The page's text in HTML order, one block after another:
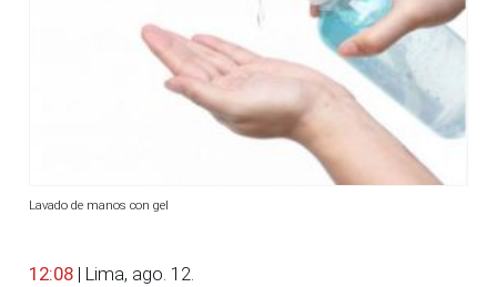
Lavado de manos con gel
12:08 | Lima, ago. 12.